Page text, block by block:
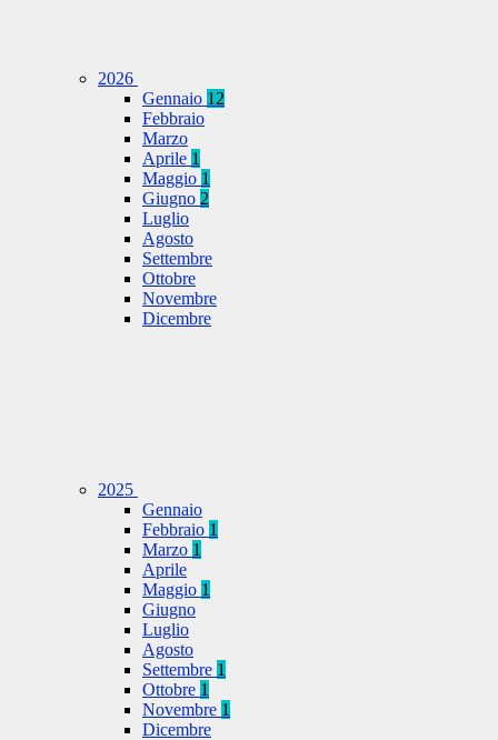
2026
Gennaio 12
Febbraio
Marzo
Aprile 1
Maggio 1
Giugno 2
Luglio
Agosto
Settembre
Ottobre
Novembre
Dicembre
2025
Gennaio
Febbraio 1
Marzo 1
Aprile
Maggio 1
Giugno
Luglio
Agosto
Settembre 1
Ottobre 1
Novembre 1
Dicembre